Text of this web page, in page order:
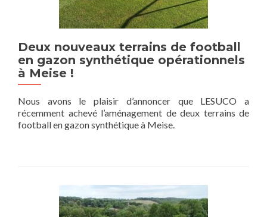
Deux nouveaux terrains de football
en gazon synthétique opérationnels
à Meise !
Nous avons le plaisir d’annoncer que LESUCO a
récemment achevé l’aménagement de deux terrains de
football en gazon synthétique à Meise.